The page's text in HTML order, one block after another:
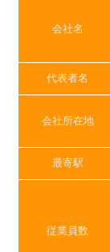
会社名
代表者名
会社所在地
最寄駅
従業員数